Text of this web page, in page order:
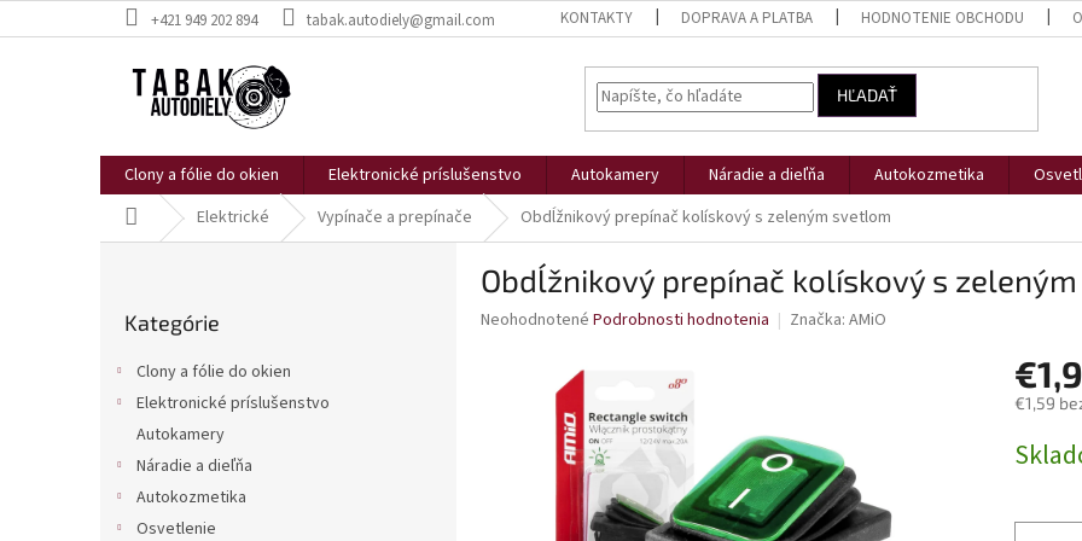
na
+421 949 202 894 tabak.autodiely@gmail.com KONTAKTY DOPRAVA A PLATBA HODNOTENIE OBCHODU
HĽADAŤ
Clony a fólie do okien Elektronické príslušenstvo Autokamery Náradie a dieľňa Autokozmetika
DomovElektrické Vypínače a prepínače Obdĺžnikový prepínač kolískový s zeleným svetlom
kategórie
Kategórie
Clony a fólie do okien
Elektronické príslušenstvo
Autokamery
Náradie a dieľňa
Autokozmetika
Osvetlenie
Obdĺžnikový prepínač kolískový s
Priemerné
Neohodnotené Podrobnosti hodnotenia Značka: AMiO
€1,59
cena: